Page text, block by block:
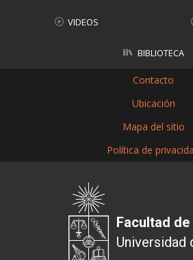
VIDEOS
BIBLIOTECA
Contacto
Ubicación
Mapa del sitio
Política de
Facultad
Universidad